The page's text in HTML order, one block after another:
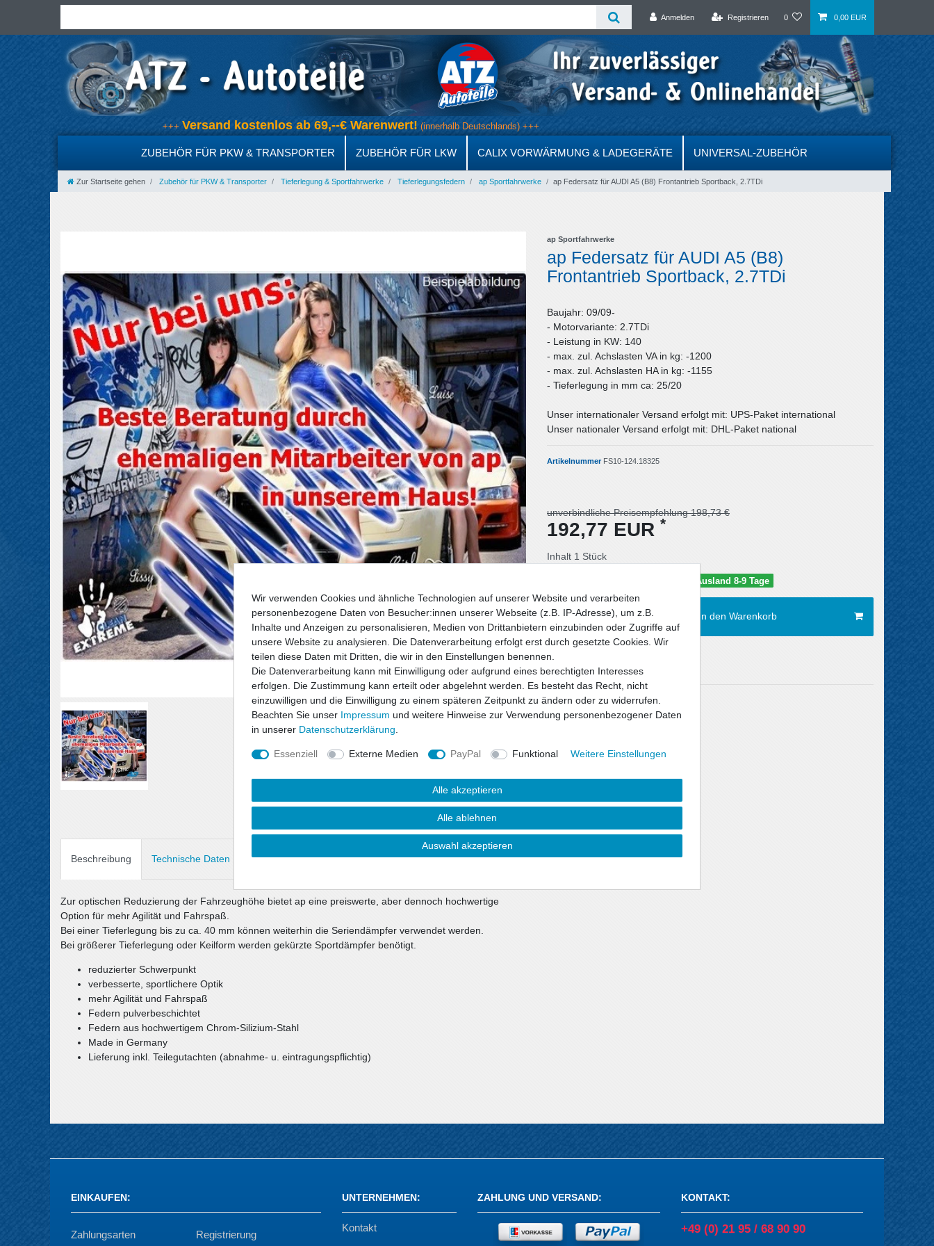
Anmelden Registrieren 0 0,00 EUR
+++Versand kostenlos ab 69,--€ Warenwert!(innerhalb Deutschlands) +++
ZUBEHÖR FÜR PKW & TRANSPORTER ZUBEHÖR FÜR LKW CALIX VORWÄRMUNG & LADEGERÄTE UNIVERSAL-ZUBEHÖR
Zur Startseite gehen Zubehör für PKW & Transporter Tieferlegung & Sportfahrwerke Tieferlegungsfedern ap Sportfahrwerke ap Federsatz für AUDI A5 (B8) Frontantrieb Sportback, 2.7TDi
ap Sportfahrwerke
ap Federsatz für AUDI A5 (B8)
Frontantrieb Sportback, 2.7TDi
Baujahr: 09/09-
- Motorvariante: 2.7TDi
- Leistung in KW: 140
- max. zul. Achslasten VA in kg: -1200
- max. zul. Achslasten HA in kg: -1155
- Tieferlegung in mm ca: 25/20
Unser internationaler Versand erfolgt mit: UPS-Paket international
Unser nationaler Versand erfolgt mit: DHL-Paket national
Artikelnummer FS10-124.18325
unverbindliche Preisempfehlung 198,73 €
192,77 EUR *
Inhalt 1 Stück
Lieferzeit: Deutschland 5-6 Tage / Ausland 8-9 Tage
In den Warenkorb
Wunschliste
* inkl. ges. MwSt. zzgl.Versandkosten
Beschreibung Technische Daten Angaben Produktsicherheit
Zur optischen Reduzierung der Fahrzeughöhe bietet ap eine preiswerte, aber dennoch hochwertige
Option für mehr Agilität und Fahrspaß.
Bei einer Tieferlegung bis zu ca. 40 mm können weiterhin die Seriendämpfer verwendet werden.
Bei größerer Tieferlegung oder Keilform werden gekürzte Sportdämpfer benötigt.
reduzierter Schwerpunkt
verbesserte, sportlichere Optik
mehr Agilität und Fahrspaß
Federn pulverbeschichtet
Federn aus hochwertigem Chrom-Silizium-Stahl
Made in Germany
Lieferung inkl. Teilegutachten (abnahme- u. eintragungspflichtig)
EINKAUFEN:
Zahlungsarten Registrierung
UNTERNEHMEN:
Kontakt
ZAHLUNG UND VERSAND: KONTAKT:
+49 (0) 21 95 / 68 90 90
Wir verwenden Cookies und ähnliche Technologien auf unserer Website und verarbeiten
personenbezogene Daten von Besucher:innen unserer Webseite (z.B. IP-Adresse), um z.B.
Inhalte und Anzeigen zu personalisieren, Medien von Drittanbietern einzubinden oder Zugriffe auf
unsere Website zu analysieren. Die Datenverarbeitung erfolgt erst durch gesetzte Cookies. Wir
teilen diese Daten mit Dritten, die wir in den Einstellungen benennen.
Die Datenverarbeitung kann mit Einwilligung oder aufgrund eines berechtigten Interesses
erfolgen. Die Zustimmung kann erteilt oder abgelehnt werden. Es besteht das Recht, nicht
einzuwilligen und die Einwilligung zu einem späteren Zeitpunkt zu ändern oder zu widerrufen.
Beachten Sie unser Impressum und weitere Hinweise zur Verwendung personenbezogener Daten
in unserer Daten­schutz­erklärung
Essenziell Externe Medien PayPal Funktional Weitere Einstellungen
Alle akzeptieren
Alle ablehnen
Auswahl akzeptieren